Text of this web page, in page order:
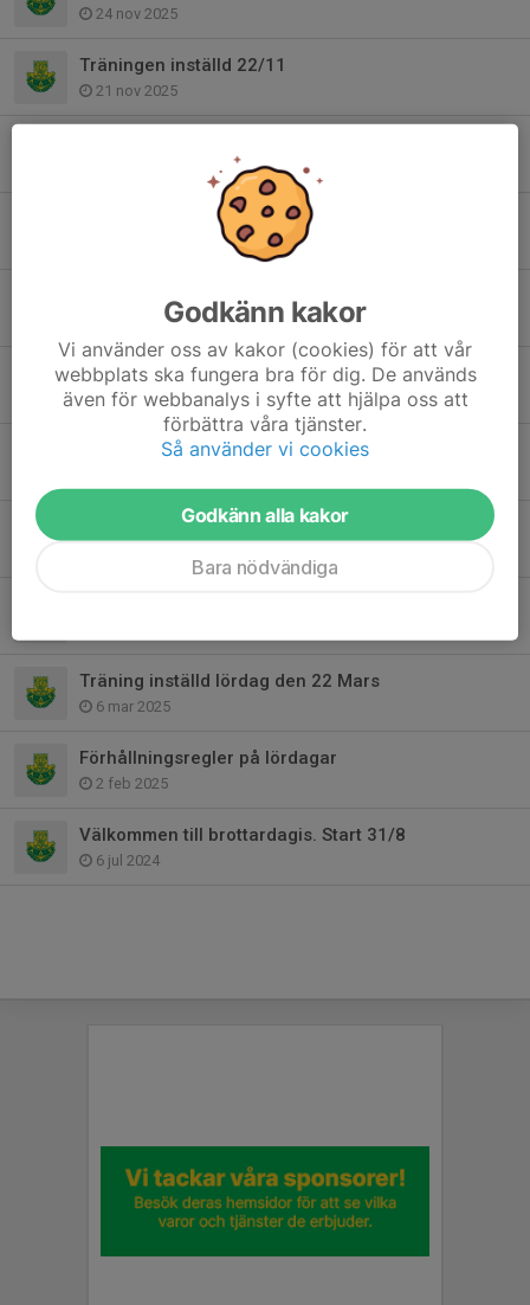
24 nov 2025
Träningen inställd 22/11
21 nov 2025
Förändring i träningsgrupperna
Tillfällig ingång till brottarlokalen
19 aug 2025
Terminsstart hösten 2025
5 aug 2025
Terminsavslutning
Träningen inställd 3 maj
Träning inställd lördag den 22 Mars
6 mar 2025
Förhållningsregler på lördagar
2 feb 2025
Välkommen till brottardagis. Start 31/8
6 jul 2024
Godkänn kakor
Vi använder oss av kakor (cookies) för att vår
webbplats ska fungera bra för dig. De används
även för webbanalys i syfte att hjälpa oss att
förbättra våra tjänster.
Så använder vi cookies
Godkänn alla kakor
Bara nödvändiga